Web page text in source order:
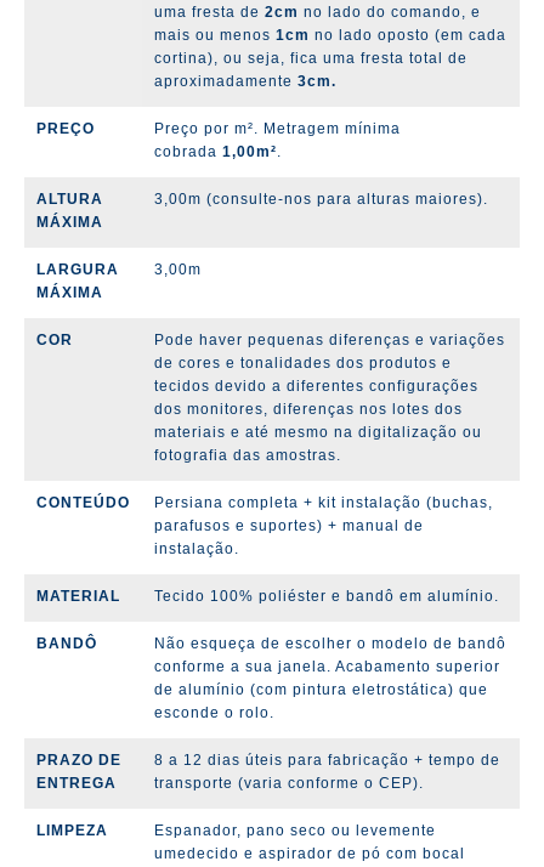
uma fresta de 2cm no lado do comando, e
mais ou menos 1cm no lado oposto (em cada
cortina), ou seja, fica uma fresta total de
aproximadamente 3cm.
PREÇO
Preço por m². Metragem mínima
cobrada 1,00m².
ALTURA
MÁXIMA
3,00m (consulte-nos para alturas maiores).
LARGURA
MÁXIMA
3,00m
COR
Pode haver pequenas diferenças e variações
de cores e tonalidades dos produtos e
tecidos devido a diferentes configurações
dos monitores, diferenças nos lotes dos
materiais e até mesmo na digitalização ou
fotografia das amostras.
CONTEÚDO Persiana completa + kit instalação (buchas,
parafusos e suportes) + manual de
instalação.
MATERIAL Tecido 100% poliéster e bandô em alumínio.
BANDÔ
Não esqueça de escolher o modelo de bandô
conforme a sua janela. Acabamento superior
de alumínio (com pintura eletrostática) que
esconde o rolo.
PRAZO DE
ENTREGA
8 a 12 dias úteis para fabricação + tempo de
transporte (varia conforme o CEP).
LIMPEZA
Espanador, pano seco ou levemente
umedecido e aspirador de pó com bocal